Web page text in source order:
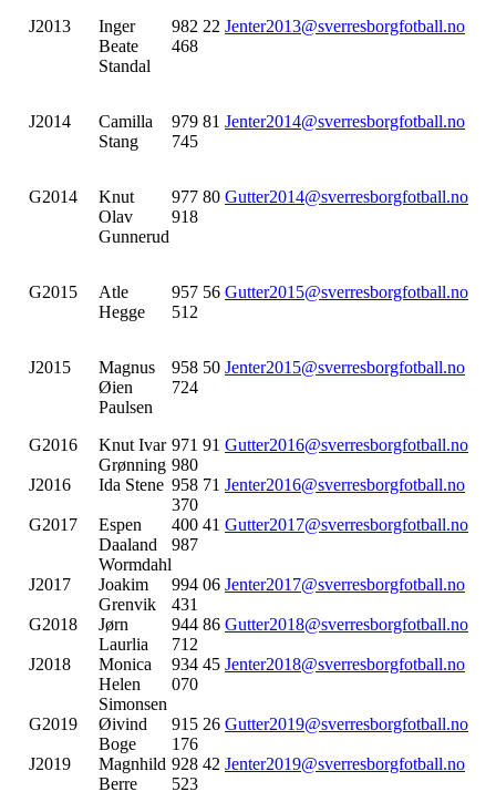
J2013
Inger
Beate
Standal
982 22
468
Jenter2013@sverresborgfotball.no
J2014
Camilla
Stang
979 81
745
Jenter2014@sverresborgfotball.no
G2014
Knut
Olav
Gunnerud
977 80
918
Gutter2014@sverresborgfotball.no
G2015
Atle
Hegge
957 56
512
Gutter2015@sverresborgfotball.no
J2015
Magnus
Øien
Paulsen
958 50
724
Jenter2015@sverresborgfotball.no
G2016
Knut Ivar
Grønning
971 91
980
Gutter2016@sverresborgfotball.no
J2016 Ida Stene 958 71
370
Jenter2016@sverresborgfotball.no
G2017
Espen
Daaland
Wormdahl
400 41
987
Gutter2017@sverresborgfotball.no
J2017
Joakim
Grenvik
994 06
431
Jenter2017@sverresborgfotball.no
G2018
Jørn
Laurlia
944 86
712
Gutter2018@sverresborgfotball.no
J2018
Monica
Helen
Simonsen
934 45
070
Jenter2018@sverresborgfotball.no
G2019
Øivind
Boge
915 26
176
Gutter2019@sverresborgfotball.no
J2019
Magnhild
Berre
928 42
523
Jenter2019@sverresborgfotball.no